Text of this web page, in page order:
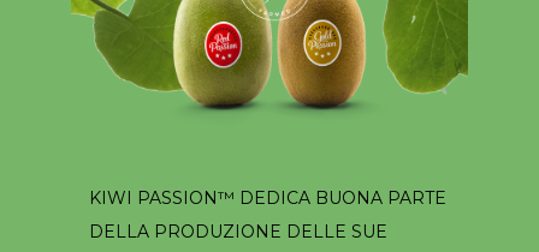
KIWI PASSION™ DEDICA BUONA PARTE
DELLA PRODUZIONE DELLE SUE